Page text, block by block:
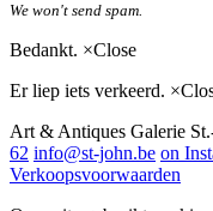
We won't send spam.
Bedankt. ×Close
Er liep iets verkeerd. ×
Art & Antiques Galerie
62 info@st-john.be on
Verkoopsvoorwaarden